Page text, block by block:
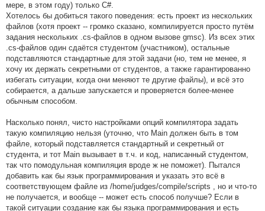
мере, в этом году) только C#.
Хотелось бы добиться такого поведения: есть проект из нескольких
файлов (хотя проект -- громко сказано, компилируется просто путём
задания нескольких .cs-файлов в одном вызове gmsc). Из всех этих
.cs-файлов один сдаётся студентом (участником), остальные
подставляются стандартные для этой задачи (но, тем не менее, я
хочу их держать секретными от студентов, а также гарантированно
избегать ситуации, когда они меняют те другие файлы), и всё это
собирается, а дальше запускается и проверяется более-менее
обычным способом.
Насколько понял, чисто настройками опций компилятора задать
такую компиляцию нельзя (уточню, что Main должен быть в том
файле, который подставляется стандартный и секретный от
студента, и тот Main вызывает в т.ч. и код, написанный студентом,
так что помодульная компиляция вроде ж не поможет). Пытался
добавить как бы язык программирования и указать это всё в
соответствующем файле из /home/judges/compile/scripts , но и что-то
не получается, и вообще -- может есть способ получше? Если в
такой ситуации создание как бы языка программирования и есть